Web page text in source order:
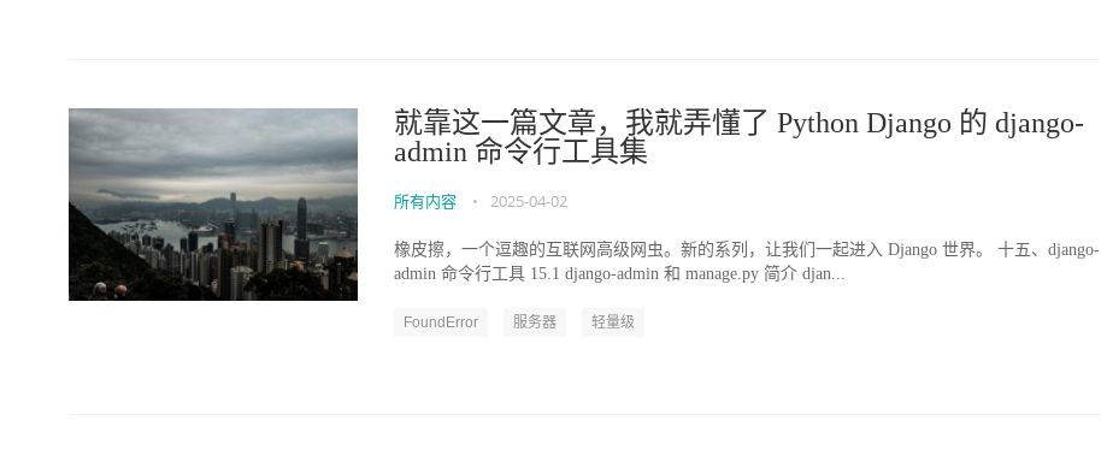
就靠这一篇文章，我就弄懂了 Python Django 的 django-
admin 命令行工具集
所有内容 • 2025-04-02
橡皮擦，一个逗趣的互联网高级网虫。新的系列，让我们一起进入 Django 世界。 十五、django-
admin 命令行工具 15.1 django-admin 和 manage.py 简介 djan...
FoundError 服务器 轻量级